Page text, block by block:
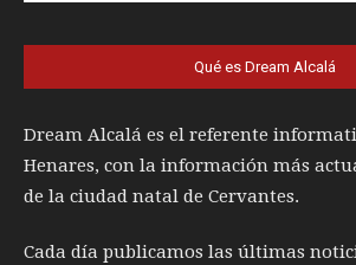
Qué es Dream Alcalá
Dream Alcalá es el referente
Henares, con la información más
de la ciudad natal de Cervantes.
Cada día publicamos las últimas